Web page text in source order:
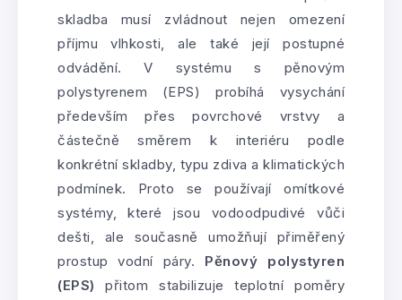
skladba musí zvládnout nejen omezení
příjmu vlhkosti, ale také její postupné
odvádění. V systému s pěnovým
polystyrenem (EPS) probíhá vysychání
především přes povrchové vrstvy a
částečně směrem k interiéru podle
konkrétní skladby, typu zdiva a klimatických
podmínek. Proto se používají omítkové
systémy, které jsou vodoodpudivé vůči
dešti, ale současně umožňují přiměřený
prostup vodní páry. Pěnový polystyren
(EPS) přitom stabilizuje teplotní poměry